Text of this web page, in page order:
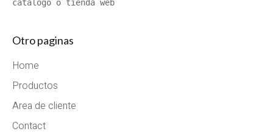
catálogo o tienda web
Otro paginas
Home
Productos
Area de cliente
Contact